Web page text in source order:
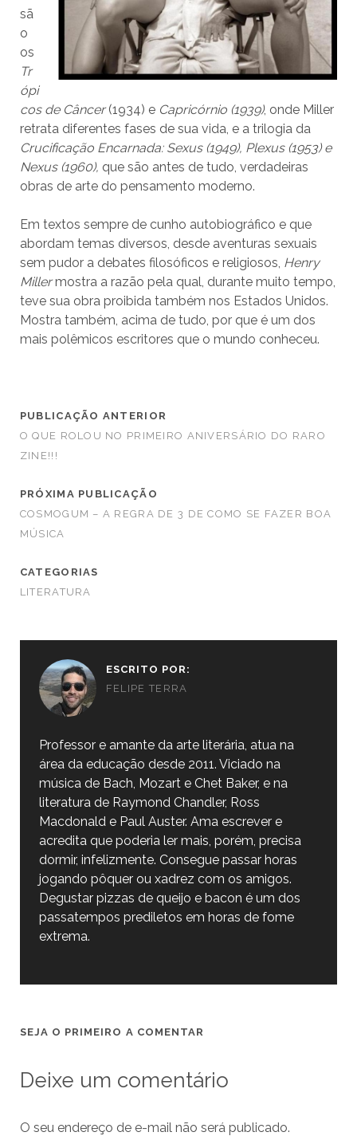
sã
o
os
Tr
ópi
cos de Câncer(1934) e Capricórnio (1939), onde Miller
retrata diferentes fases de sua vida, e a trilogia da
Crucificação Encarnada: Sexus (1949), Plexus (1953) e
Nexus (1960), que são antes de tudo, verdadeiras
obras de arte do pensamento moderno.
Em textos sempre de cunho autobiográfico e que
abordam temas diversos, desde aventuras sexuais
sem pudor a debates filosóficos e religiosos, Henry
Millermostra a razão pela qual, durante muito tempo,
teve sua obra proibida também nos Estados Unidos.
Mostra também, acima de tudo, por que é um dos
mais polêmicos escritores que o mundo conheceu.
PUBLICAÇÃO ANTERIOR
O QUE ROLOU NO PRIMEIRO ANIVERSÁRIO DO RARO
ZINE!!!
PRÓXIMA PUBLICAÇÃO
COSMOGUM – A REGRA DE 3 DE COMO SE FAZER BOA
MÚSICA
CATEGORIAS
LITERATURA
ESCRITO POR:
FELIPE TERRA
Professor e amante da arte literária, atua na
área da educação desde 2011. Viciado na
música de Bach, Mozart e Chet Baker, e na
literatura de Raymond Chandler, Ross
Macdonald e Paul Auster. Ama escrever e
acredita que poderia ler mais, porém, precisa
dormir, infelizmente. Consegue passar horas
jogando pôquer ou xadrez com os amigos.
Degustar pizzas de queijo e bacon é um dos
passatempos prediletos em horas de fome
extrema.
SEJA O PRIMEIRO A COMENTAR
Deixe um comentário
O seu endereço de e-mail não será publicado.